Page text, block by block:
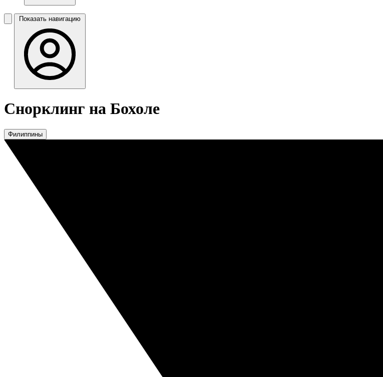
Показать навигацию
Снорклинг на Бохоле
Филиппины